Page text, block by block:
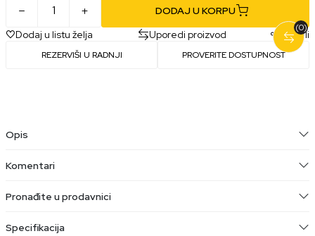
DODAJ U KORPU
Dodaj u listu želja
Uporedi proizvod Podeli
REZERVIŠI U RADNJI PROVERITE DOSTUPNOST
(0)
Opis
Komentari
Pronađite u prodavnici
Specifikacija